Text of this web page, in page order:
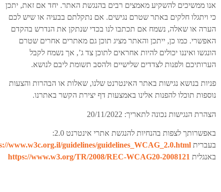
אנו ממשיכים להשקיע מאמצים רבים בהנגשת האתר. יחד אם זאת, יתכן
כי ויתגלו חלקים באתר שטרם נגישים. אם נתקלתם בבעיה או שיש לכם
הערה או שאלה, נשמח אם תכתבו לנו בכדי שנתקן את הנדרש בהקדם
האפשרי. כמו כן, ייתכן והאתר מציג תוכן גם מאתרים אחרים שטרם
הונגשו ואיננו יכולים להיות אחראים לתוכן צד ג’, אך נשמח לקבל
הערותיכם ולפנות לצדדים שלישיים ולהסב תשומת ליבם לנושא.
פניות בנושא נגישות באתר האינטרנט שלנו, שאלות או הבהרות והצעות
נוספות תוכלו להפנות אלינו באמצעות דף יצירת הקשר באתרנו.
הצהרת הנגישות נכונה לתאריך: 20/11/2022
באפשרותך לצפות בהנחיות להנגשת אתרי אינטרנט 2.0:
בעברית www.w3c.org.il/guidelines/guidelines_WCAG_2.0.html
באנגלית https://www.w3.org/TR/2008/REC-WCAG20-2008121